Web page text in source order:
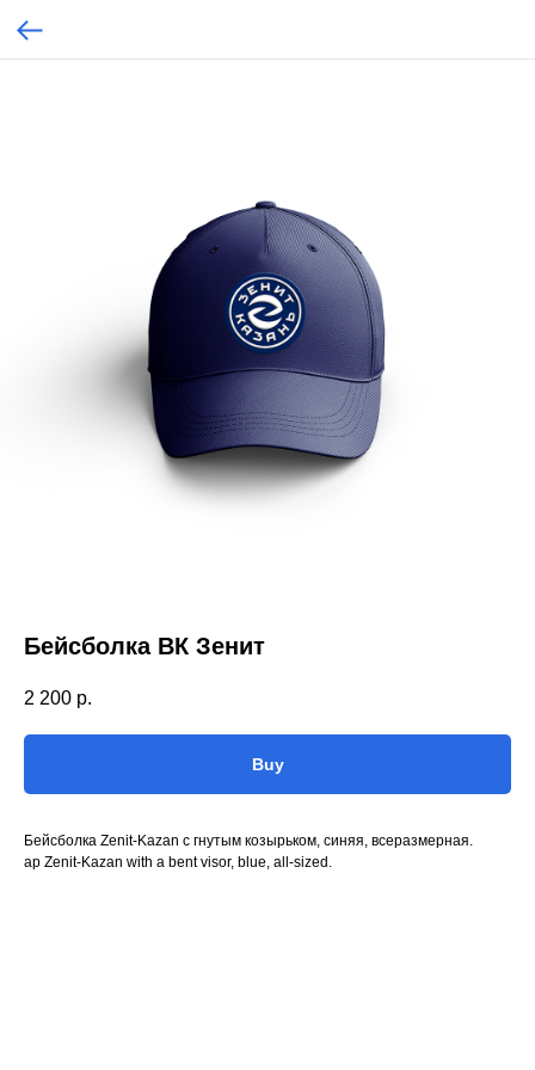
Бейсболка ВК Зенит
2 200 р.
Buy
Бейсболка Zenit-Kazan с гнутым козырьком, синяя, всеразмерная.
ap Zenit-Kazan with a bent visor, blue, all-sized.